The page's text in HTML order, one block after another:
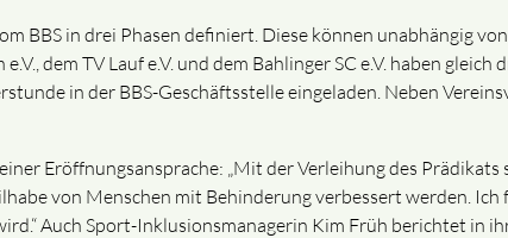
BBS in drei Phasen definiert. Diese können unabhängig
dem TV Lauf e.V. und dem Bahlinger SC e.V. haben
in der BBS-Geschäftsstelle eingeladen. Neben
Eröffnungsansprache: „Mit der Verleihung des
von Menschen mit Behinderung verbessert werden.
Auch Sport-Inklusionsmanagerin Kim Früh berichtet in